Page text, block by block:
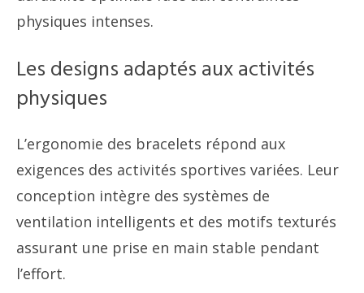
physiques intenses.
Les designs adaptés aux activités
physiques
L’ergonomie des bracelets répond aux
exigences des activités sportives variées. Leur
conception intègre des systèmes de
ventilation intelligents et des motifs texturés
assurant une prise en main stable pendant
l’effort.